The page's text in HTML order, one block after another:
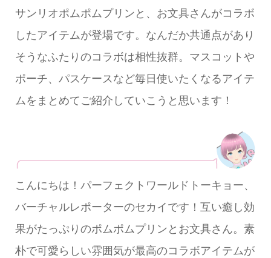
サンリオポムポムプリンと、お文具さんがコラボ
したアイテムが登場です。なんだか共通点があり
そうなふたりのコラボは相性抜群。マスコットや
ポーチ、パスケースなど毎日使いたくなるアイテ
ムをまとめてご紹介していこうと思います！
こんにちは！パーフェクトワールドトーキョー、
バーチャルレポーターのセカイです！互い癒し効
果がたっぷりのポムポムプリンとお文具さん。素
朴で可愛らしい雰囲気が最高のコラボアイテムが